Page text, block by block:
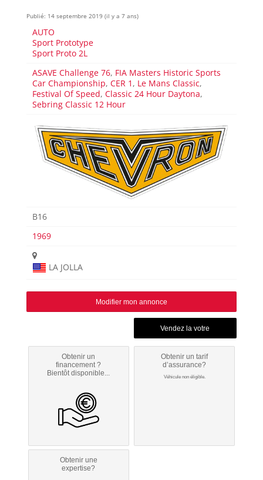
Publié: 14 septembre 2019 (il y a 7 ans)
AUTO
Sport Prototype
Sport Proto 2L
ASAVE Challenge 76, FIA Masters Historic Sports
Car Championship,CER 1 , Le Mans Classic,
Festival Of Speed,Classic 24 Hour Daytona,
Sebring Classic 12 Hour
B16
1969
LA JOLLA
Modifier mon annonce
Obtenir un
financement ?
Bientôt disponible...
Obtenir un tarif
d’assurance?
Véhicule non éligible.
Obtenir une
expertise?